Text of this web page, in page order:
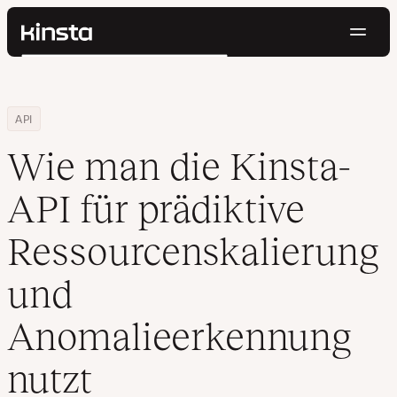
Kinsta®
Kontakt
Suchen
Home
Ressourcen Center
API
Wie man die Kinsta-API für prädiktive Ressourcenskalierung
Wie man die Kinsta-
API für prädiktive
Ressourcenskalierung
und
Anomalieerkennung
nutzt